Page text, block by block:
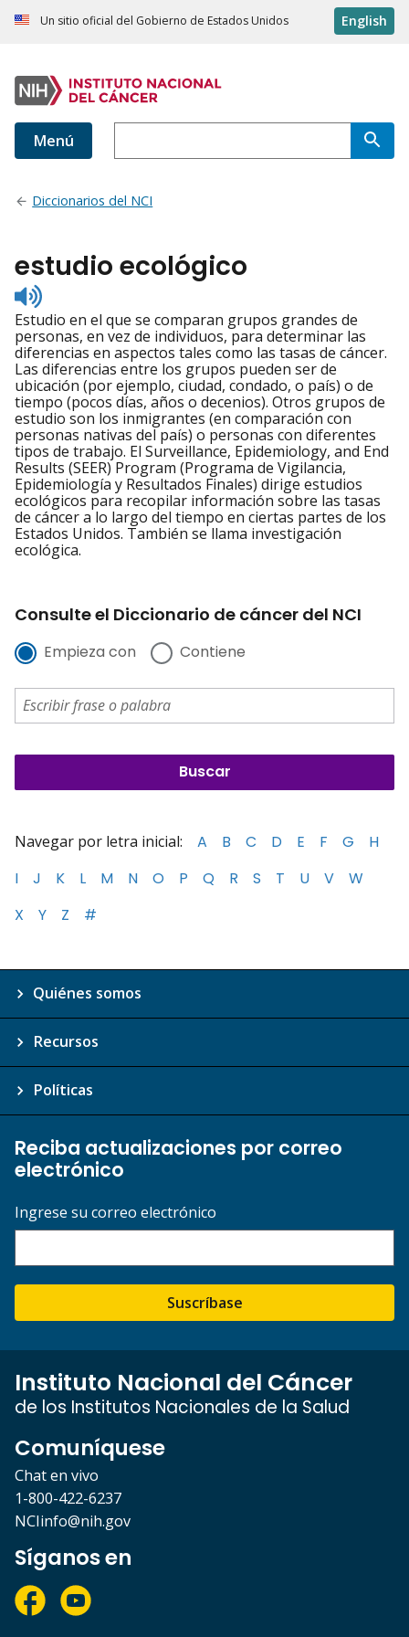
Un sitio oficial del Gobierno de Estados Unidos English
Menú
Diccionarios del NCI
estudio ecológico
Listen
to
pronunciation
Estudio en el que se comparan grupos grandes de
personas, en vez de individuos, para determinar las
diferencias en aspectos tales como las tasas de cáncer.
Las diferencias entre los grupos pueden ser de
ubicación (por ejemplo, ciudad, condado, o país) o de
tiempo (pocos días, años o decenios). Otros grupos de
estudio son los inmigrantes (en comparación con
personas nativas del país) o personas con diferentes
tipos de trabajo. El Surveillance, Epidemiology, and End
Results (SEER) Program (Programa de Vigilancia,
Epidemiología y Resultados Finales) dirige estudios
ecológicos para recopilar información sobre las tasas
de cáncer a lo largo del tiempo en ciertas partes de los
Estados Unidos. También se llama investigación
ecológica.
Consulte el Diccionario de cáncer del NCI
Empieza con Contiene
Navegar por letra inicial: A B C D E F G
H
I
J K L M N O P Q R S T U V
W
X
Y Z #
Quiénes somos
Recursos
Políticas
Reciba actualizaciones por correo
electrónico
Ingrese su correo electrónico
Suscríbase
Instituto Nacional del Cáncer
de los Institutos Nacionales de la Salud
Comuníquese
Chat en vivo
1-800-422-6237
NCIinfo@nih.gov
Síganos en